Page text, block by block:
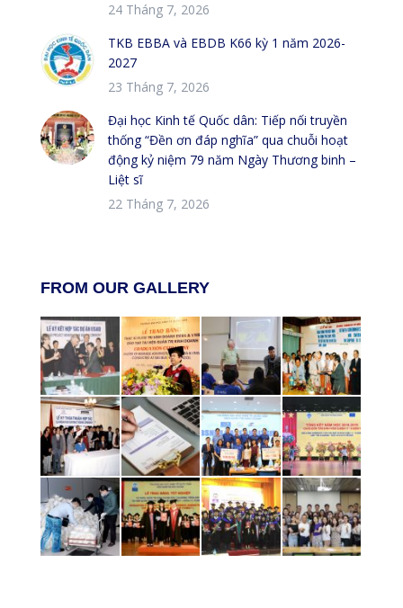
24 Tháng 7, 2026
TKB EBBA và EBDB K66 kỳ 1 năm 2026-
2027
23 Tháng 7, 2026
Đại học Kinh tế Quốc dân: Tiếp nối truyền
thống “Đền ơn đáp nghĩa” qua chuỗi hoạt
động kỷ niệm 79 năm Ngày Thương binh –
Liệt sĩ
22 Tháng 7, 2026
FROM OUR GALLERY